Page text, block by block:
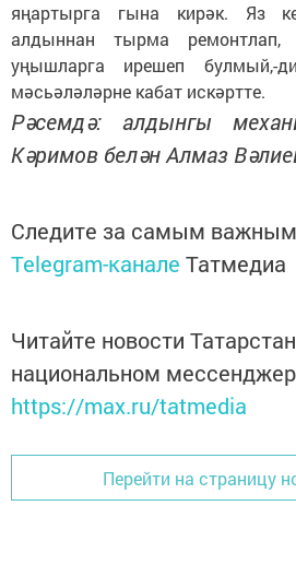
яңартырга гына кирәк. Яз
алдыннан тырма
уңышларга ирешеп
мәсьәләләрне кабат искәртте.
Рәсемдә: алдынгы
Кәримов белән Алмаз
Следите за самым
Telegram-канале Татмедиа
Читайте новости
национальном
https://max.ru/tatmedia
Перейти на страницу